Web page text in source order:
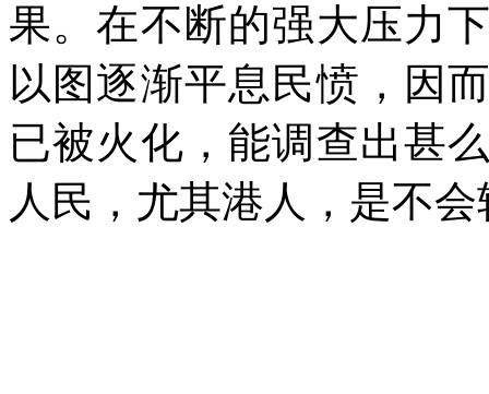
果。在不断的强大压力
以图逐渐平息民愤，因
已被火化，能调查出甚
人民，尤其港人，是不